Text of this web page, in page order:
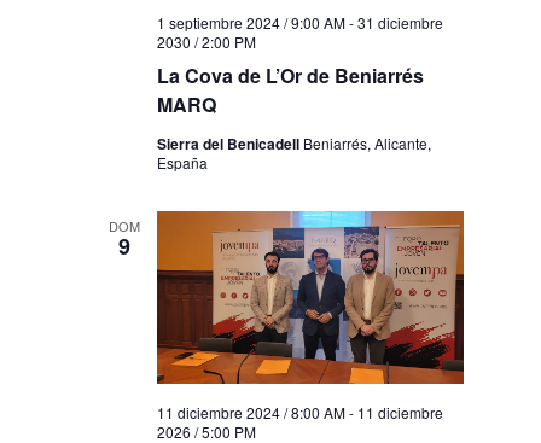
La Cova de L’Or de Beniarrés
MARQ
1 septiembre 2024 / 9:00 AM-31 diciembre
2030 / 2:00 PM
Sierra del Benicadell Beniarrés, Alicante,
España
DOM
9
11 diciembre 2024 / 8:00 AM- 11 diciembre
2026 / 5:00 PM